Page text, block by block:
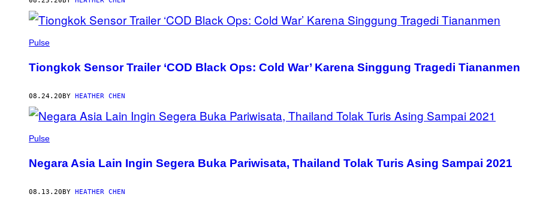
Pulse
Tiongkok Sensor Trailer ‘COD Black Ops: Cold War’ Karena Singgung Tragedi Tiananmen
08.24.20 BY HEATHER CHEN
Pulse
Negara Asia Lain Ingin Segera Buka Pariwisata, Thailand Tolak Turis Asing Sampai 2021
08.13.20 BY HEATHER CHEN